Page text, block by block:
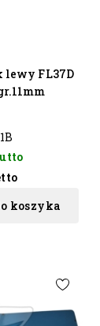
lewy FL37D
koszyka